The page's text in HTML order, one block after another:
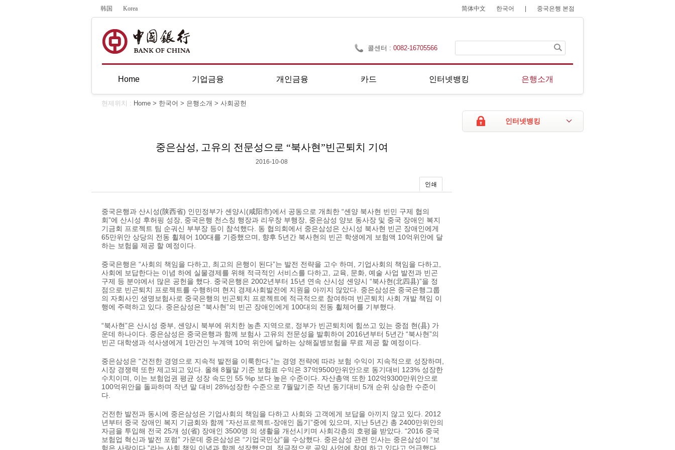
韩国 Korea 简体中文 한국어 중국은행 본점
콜센터 :0082-16705566
Home 기업금융 개인금융 카드 인터넷뱅킹 은행소개
현제위치 : Home > 한국어 > 은행소개 > 사회공헌
인터넷뱅킹
중은삼성, 고유의 전문성으로 “북사현”빈곤퇴치 기여
2016-10-08
인쇄
중국은행과 산시성(陕西省) 인민정부가 셴양시(咸阳市)에서 공동으로 개최한 “셴양 북사현 빈민 구제 협의
회”에 산시성 후허핑 성장, 중국은행 천스칭 행장과 리우창 부행장, 중은삼성 양보 동사장 및 중국 장애인 복지
기금회 프로젝트 팀 순궈신 부부장 등이 참석했다. 동 협의회에서 중은삼성은 산시성 북사현 빈곤 장애인에게
65만위안 상당의 전동 휠체어 100대를 기증했으며, 향후 5년간 북사현의 빈곤 학생에게 보험액 10억위안에 달
하는 보험을 제공 할 예정이다.
중국은행은 “사회의 책임을 다하고, 최고의 은행이 된다”는 발전 전략을 고수 하며, 기업사회의 책임을 다하고,
사회에 보답한다는 이념 하에 실물경제를 위해 적극적인 서비스를 다하고, 교육, 문화, 예술 사업 발전과 빈곤
구제 등 분야에서 많은 공헌을 했다. 중국은행은 2002년부터 15년 연속 산시성 셴양시 “북사현(北四县)”을 정
점으로 빈곤퇴치 프로젝트를 수행하며 현지 경제사회발전에 지원을 아끼지 않았다. 중은삼성은 중국은행그룹
의 자회사인 생명보험사로 중국은행의 빈곤퇴치 프로젝트에 적극적으로 참여하며 빈곤퇴치 사회 개발 책임 이
행에 주력하고 있다. 중은삼성은 “북사현”의 빈곤 장애인에게 100대의 전동 휠체어를 기부했다.
“북사현”은 산시성 중부, 셴양시 북부에 위치한 농촌 지역으로, 정부가 빈곤퇴치에 힘쓰고 있는 중점 현(县) 가
운데 하나이다. 중은삼성은 중국은행과 함께 보험사 고유의 전문성을 발휘하여 2016년부터 5년간 “북사현”의
빈곤 대학생과 석사생에게 1만건인 누계액 10억 위안에 달하는 상해질병보험을 무료 제공 할 예정이다.
중은삼성은 “건전한 경영으로 지속적 발전을 이룩한다.”는 경영 전략에 따라 보험 수익이 지속적으로 성장하며,
시장 경쟁력 또한 제고되고 있다. 올해 8월말 기준 보험료 수익은 37억9500만위안으로 동기대비 123% 성장한
수치이며, 이는 보험업권 평균 성장 속도인 55 %p 보다 높은 수준이다. 자산총액 또한 102억9300만위안으로
100억위안을 돌파하며 작년 말 대비 28%성장한 수준으로 7월말기준 작년 동기대비 5개 순위 상승한 수준이
다.
건전한 발전과 동시에 중은삼성은 기업사회의 책임을 다하고 사회와 고객에게 보답을 아끼지 않고 있다. 2012
년부터 중국 장애인 복지 기금회와 함께 “자선프로젝트-장애인 돕기”중에 있으며, 지난 5년간 총 2400만위안의
자금을 투입해 전국 25개 성(省) 장애인 3500명 의 생활을 개선시키며 사회각층의 호평을 받았다. “2016 중국
보험업 혁신과 발전 포럼” 가운데 중은삼성은 “기업국민상”을 수상했다. 중은삼성 관련 인사는 중은삼성이 “보
험은 사랑이다.”라는 사회 책임 이념과 함께 성장했으며, 적극적으로 공익 사업에 참여 하고 있다고 언급했다.